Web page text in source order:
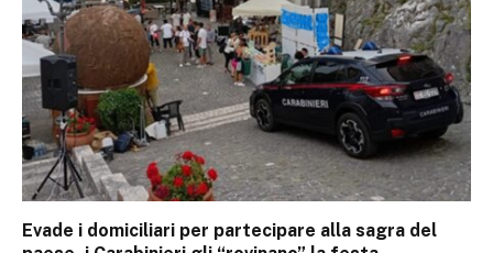
Evade i domiciliari per partecipare alla sagra del